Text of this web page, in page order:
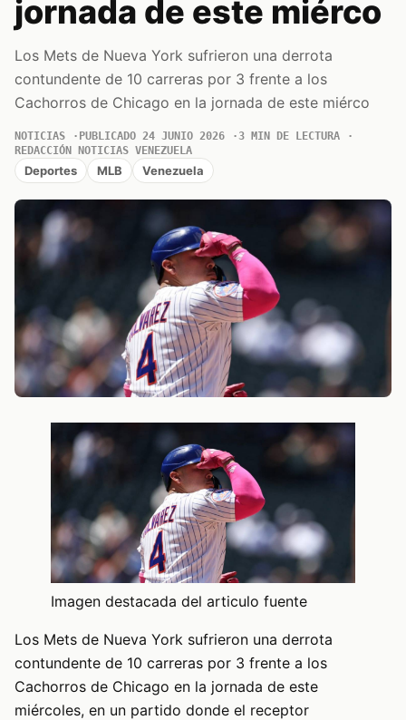
jornada de este miérco
Los Mets de Nueva York sufrieron una derrota
contundente de 10 carreras por 3 frente a los
Cachorros de Chicago en la jornada de este miérco
NOTICIAS PUBLICADO 24 JUNIO 2026
3 MIN DE LECTURA
REDACCIÓN NOTICIAS VENEZUELA
Deportes MLB Venezuela
Imagen destacada del articulo fuente
Los Mets de Nueva York sufrieron una derrota
contundente de 10 carreras por 3 frente a los
Cachorros de Chicago en la jornada de este
miércoles, en un partido donde el receptor